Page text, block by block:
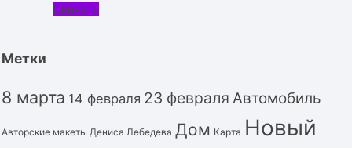
Скачать
Метки
8 марта 14 февраля 23 февраля Автомобиль
Авторские макеты Дениса Лебедева Дом Карта Новый